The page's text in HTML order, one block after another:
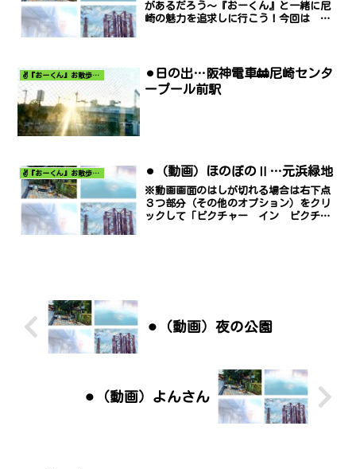
があるだろう〜『おーくん』と一緒に尼
崎の魅力を追求しに行こう！今回は 大
「ピクチャー イン ピ...
✌️『おーくん』お散歩日記〜どんな出会いがあるだろう〜
⚫︎日の出…阪神電車🚋尼崎センタ
ープール前駅
✌️『おーくん』お散歩日記〜どんな出会いがあるだろう〜 ⚫︎（動画）ほのぼのⅡ…元浜緑地
※動画画面のはしが切れる場合は右下点
３つ部分（その他のオプション）をクリ
ックして「ピクチャー イン ピクチャ
⚫︎（動画）夜の公園
⚫︎（動画）よんさん